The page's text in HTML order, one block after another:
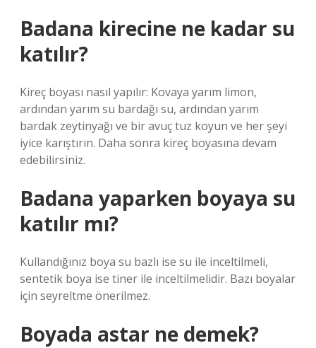
Badana kirecine ne kadar su
katılır?
Kireç boyası nasıl yapılır: Kovaya yarım limon,
ardından yarım su bardağı su, ardından yarım
bardak zeytinyağı ve bir avuç tuz koyun ve her şeyi
iyice karıştırın. Daha sonra kireç boyasına devam
edebilirsiniz.
Badana yaparken boyaya su
katılır mı?
Kullandığınız boya su bazlı ise su ile inceltilmeli,
sentetik boya ise tiner ile inceltilmelidir. Bazı boyalar
için seyreltme önerilmez.
Boyada astar ne demek?